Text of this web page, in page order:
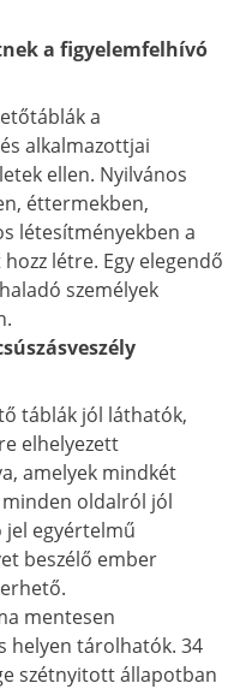
a figyelemfelhívó
a
alkalmazottjai
ellen. Nyilvános
éttermekben,
létesítményekben a
létre. Egy elegendő
személyek
táblák jól láthatók,
elhelyezett
amelyek mindkét
oldalról jól
jel egyértelmű
beszélő ember
mentesen
helyen tárolhatók. 34
szétnyitott állapotban